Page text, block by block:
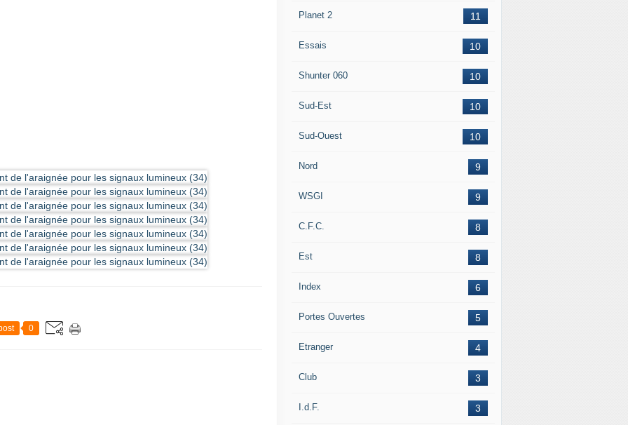
0
11
Planet 2
10
Essais
10
Shunter 060
10
Sud-Est
10
Sud-Ouest
9
Nord
9
WSGI
8
C.F.C.
8
Est
6
Index
5
Portes Ouvertes
4
Etranger
3
Club
3
I.d.F.